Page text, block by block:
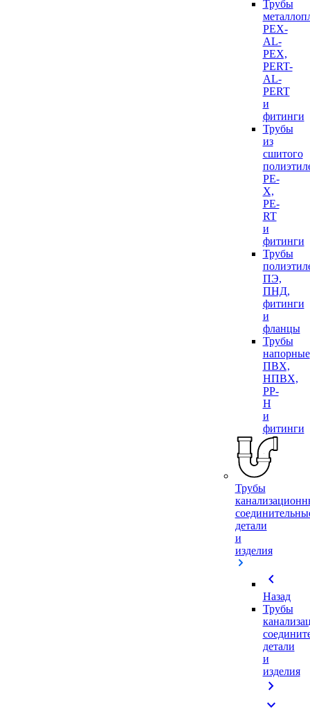
Трубы
PEX-
AL-
PEX,
PERT-
AL-
PERT
и
фитинги
Трубы
из
сшитого
PE-
X,
PE-
RT
и
фитинги
Трубы
ПЭ,
ПНД,
фитинги
и
фланцы
Трубы
напорные
ПВХ,
НПВХ,
PP-
H
и
фитинги
Трубы
детали
и
изделия
chevron_left
Назад
Трубы
детали
и
изделия
chevron_right
expand_more